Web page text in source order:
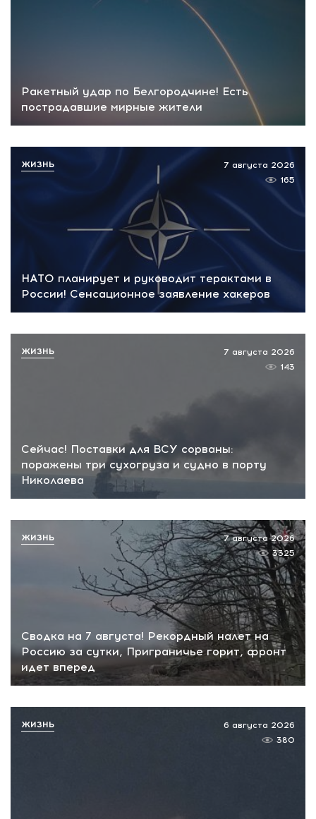
Ракетный удар по Белгородчине! Есть
пострадавшие мирные жители
НАТО планирует и руководит терактами в
России! Сенсационное заявление хакеров
7 августа 2026
165
ЖИЗНЬ
Сейчас! Поставки для ВСУ сорваны:
поражены три сухогруза и судно в порту
Николаева
7 августа 2026
143
ЖИЗНЬ
Сводка на 7 августа! Рекордный налет на
Россию за сутки, Приграничье горит, фронт
идет вперед
7 августа 2026
3325
ЖИЗНЬ
6 августа 2026
380
ЖИЗНЬ